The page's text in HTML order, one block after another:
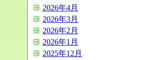
2026年4月
2026年3月
2026年2月
2026年1月
2025年12月